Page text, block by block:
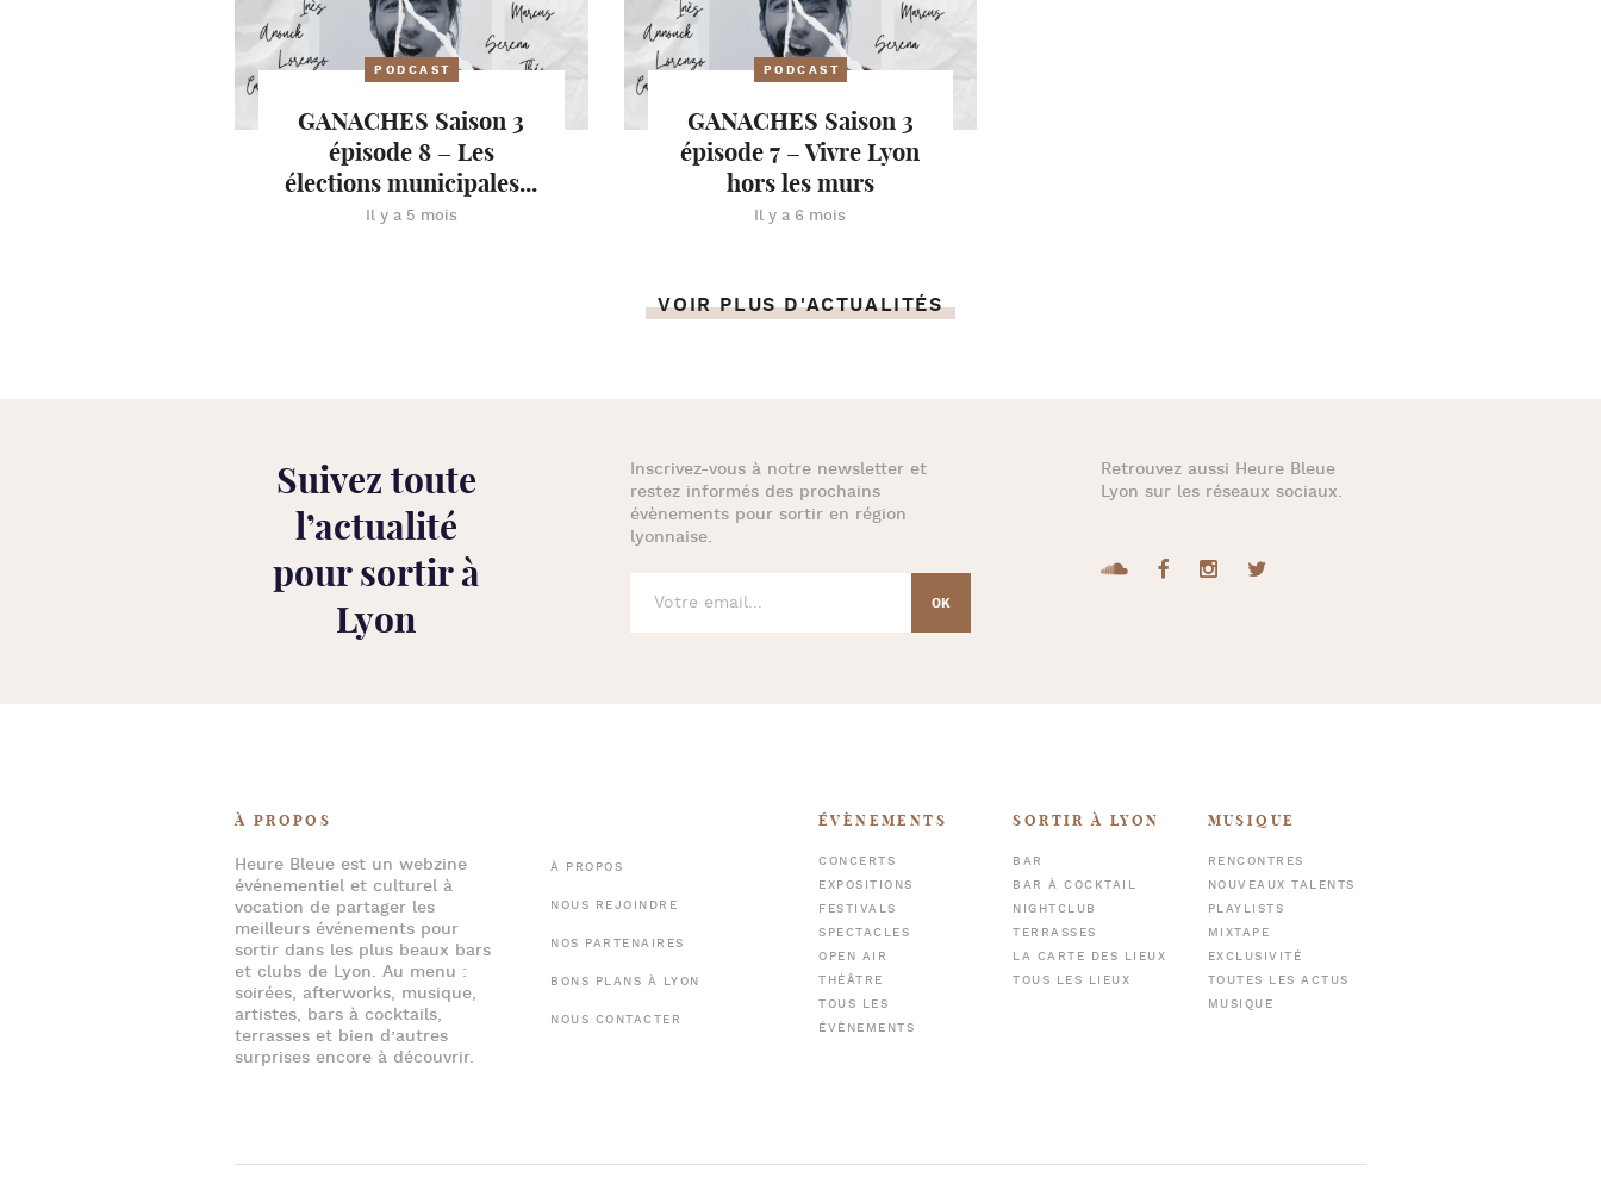
PODCAST
GANACHES Saison 3
épisode 8 – Les
élections municipales...
Il y a 5 mois
PODCAST
GANACHES Saison 3
épisode 7 – Vivre Lyon
hors les murs
Il y a 6 mois
VOIR PLUS D'ACTUALITÉS
Suivez toute
l’actualité
pour sortir à
Lyon
Inscrivez-vous à notre newsletter et
restez informés des prochains
évènements pour sortir en région
lyonnaise.
Retrouvez aussi Heure Bleue
Lyon sur les réseaux sociaux.
À PROPOS
Heure Bleue est un webzine
événementiel et culturel à
vocation de partager les
meilleurs événements pour
sortir dans les plus beaux bars
et clubs de Lyon. Au menu :
soirées, afterworks, musique,
artistes, bars à cocktails,
terrasses et bien d’autres
surprises encore à découvrir.
À PROPOS
NOUS REJOINDRE
NOS PARTENAIRES
BONS PLANS À LYON
NOUS CONTACTER
ÉVÈNEMENTS
CONCERTS
EXPOSITIONS
FESTIVALS
SPECTACLES
OPEN AIR
THÉÂTRE
TOUS LES
ÉVÈNEMENTS
SORTIR À LYON
BAR
BAR À COCKTAIL
NIGHTCLUB
TERRASSES
LA CARTE DES LIEUX
TOUS LES LIEUX
MUSIQUE
RENCONTRES
NOUVEAUX TALENTS
PLAYLISTS
MIXTAPE
EXCLUSIVITÉ
TOUTES LES ACTUS
MUSIQUE